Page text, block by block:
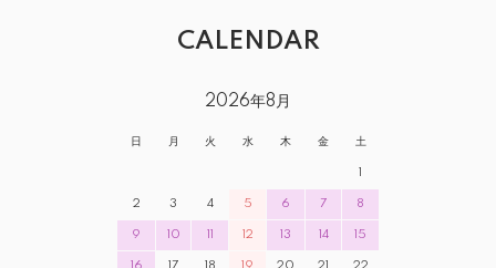
CALENDAR
2026年8月
日 月 火 水 木 金 土
1
2 3 4 5 6 7 8
9 10 11 12 13 14 15